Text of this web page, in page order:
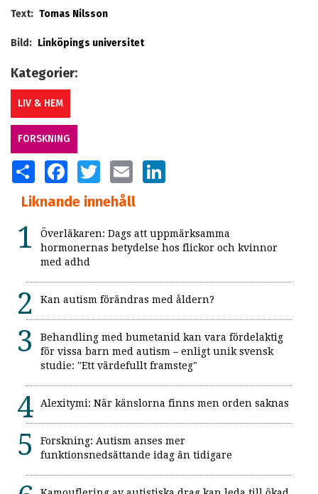
Text: Tomas Nilsson
Bild: Linköpings universitet
Kategorier:
LIV & HEM
FORSKNING
SHARE FACEBOOKTWITTER EMAIL
Liknande innehåll
Överläkaren: Dags att uppmärksamma
hormonernas betydelse hos flickor och kvinnor
med adhd
Kan autism förändras med åldern?
Behandling med bumetanid kan vara fördelaktig
för vissa barn med autism – enligt unik svensk
studie: "Ett värdefullt framsteg"
Alexitymi: När känslorna finns men orden saknas
Forskning: Autism anses mer
funktionsnedsättande idag än tidigare